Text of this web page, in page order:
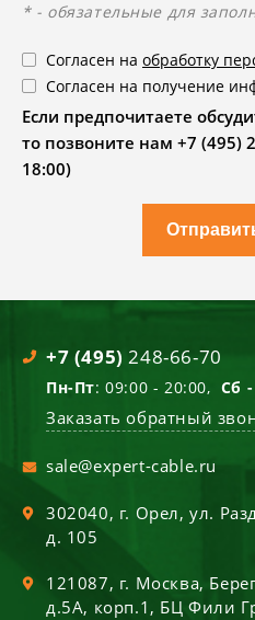
* - обязательные для
Согласен на обработку
Согласен на получение
Если предпочитаете
то позвоните нам +7 (495)
18:00)
+7 (495) 248-66-70
Пн-Пт: 09:00 - 20:00, Сб
Заказать обратный
sale@expert-cable.ru
302040, г. Орел,ул.
д. 105
121087, г. Москва,
д.5А, корп.1, БЦ Фили